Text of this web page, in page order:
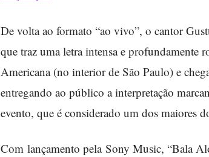
De volta ao formato “ao vivo”, o cantor
que traz uma letra intensa e profundamente
Americana (no interior de São Paulo) e
entregando ao público a interpretação
evento, que é considerado um dos maiores
Com lançamento pela Sony Music, “Bala